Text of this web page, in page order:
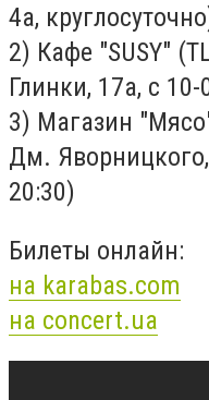
4а,
2) Кафе "SUSY"
Глинки, 17а, с
3) Магазин
Дм.
20:30)
Билеты онлайн:
на karabas.com
на concert.ua